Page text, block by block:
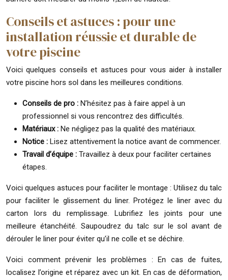
Conseils et astuces : pour une
installation réussie et durable de
votre piscine
Voici quelques conseils et astuces pour vous aider à installer
votre piscine hors sol dans les meilleures conditions.
Conseils de pro : N’hésitez pas à faire appel à un
professionnel si vous rencontrez des difficultés.
Matériaux : Ne négligez pas la qualité des matériaux.
Notice : Lisez attentivement la notice avant de commencer.
Travail d’équipe : Travaillez à deux pour faciliter certaines
étapes.
Voici quelques astuces pour faciliter le montage : Utilisez du talc
pour faciliter le glissement du liner. Protégez le liner avec du
carton lors du remplissage. Lubrifiez les joints pour une
meilleure étanchéité. Saupoudrez du talc sur le sol avant de
dérouler le liner pour éviter qu’il ne colle et se déchire.
Voici comment prévenir les problèmes : En cas de fuites,
localisez l’origine et réparez avec un kit. En cas de déformation,